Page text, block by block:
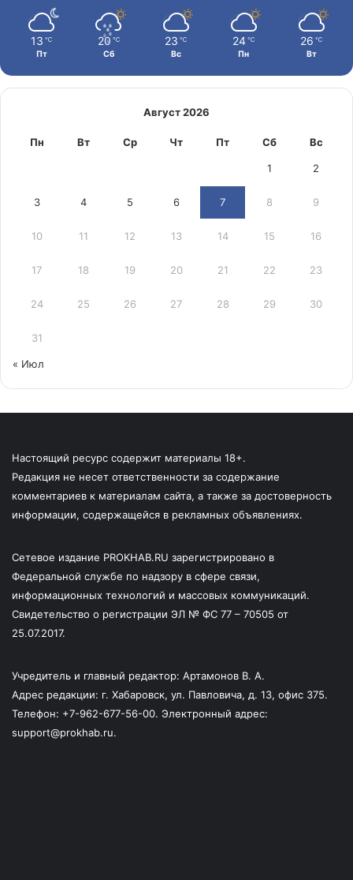
13 ℃
Пт
20 ℃
Сб
23 ℃
Вс
24 ℃
Пн
26 ℃
Вт
Август 2026
Пн Вт Ср Чт Пт Сб Вс
1 2
3 4 5 6 7 8 9
10 11 12 13 14 15 16
17 18 19 20 21 22 23
24 25 26 27 28 29 30
31
« Июл
Настоящий ресурс содержит материалы 18+.
Редакция не несет ответственности за содержание
комментариев к материалам сайта, а также за достоверность
информации, содержащейся в рекламных объявлениях.
Сетевое издание PROKHAB.RU зарегистрировано в
Федеральной службе по надзору в сфере связи,
информационных технологий и массовых коммуникаций.
Свидетельство о регистрации ЭЛ № ФС 77 – 70505 от
25.07.2017.
Учредитель и главный редактор: Артамонов В. А.
Адрес редакции: г. Хабаровск, ул. Павловича, д. 13, офис 375.
Телефон: +7-962-677-56-00. Электронный адрес:
support@prokhab.ru.